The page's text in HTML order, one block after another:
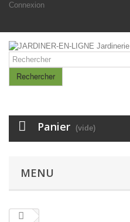
Connexion
Rechercher
Panier (vide)
MENU